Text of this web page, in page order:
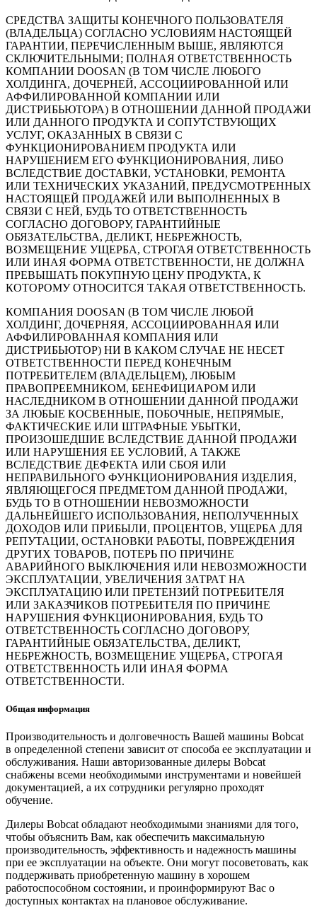
СРЕДСТВА ЗАЩИТЫ КОНЕЧНОГО ПОЛЬЗОВАТЕЛЯ
(ВЛАДЕЛЬЦА) СОГЛАСНО УСЛОВИЯМ НАСТОЯЩЕЙ
ГАРАНТИИ, ПЕРЕЧИСЛЕННЫМ ВЫШЕ, ЯВЛЯЮТСЯ
СКЛЮЧИТЕЛЬНЫМИ; ПОЛНАЯ ОТВЕТСТВЕННОСТЬ
КОМПАНИИ DOOSAN (В ТОМ ЧИСЛЕ ЛЮБОГО
ХОЛДИНГА, ДОЧЕРНЕЙ, АССОЦИИРОВАННОЙ ИЛИ
АФФИЛИРОВАННОЙ КОМПАНИИ ИЛИ
ДИСТРИБЬЮТОРА) В ОТНОШЕНИИ ДАННОЙ ПРОДАЖИ
ИЛИ ДАННОГО ПРОДУКТА И СОПУТСТВУЮЩИХ
УСЛУГ, ОКАЗАННЫХ В СВЯЗИ С
ФУНКЦИОНИРОВАНИЕМ ПРОДУКТА ИЛИ
НАРУШЕНИЕМ ЕГО ФУНКЦИОНИРОВАНИЯ, ЛИБО
ВСЛЕДСТВИЕ ДОСТАВКИ, УСТАНОВКИ, РЕМОНТА
ИЛИ ТЕХНИЧЕСКИХ УКАЗАНИЙ, ПРЕДУСМОТРЕННЫХ
НАСТОЯЩЕЙ ПРОДАЖЕЙ ИЛИ ВЫПОЛНЕННЫХ В
СВЯЗИ С НЕЙ, БУДЬ ТО ОТВЕТСТВЕННОСТЬ
СОГЛАСНО ДОГОВОРУ, ГАРАНТИЙНЫЕ
ОБЯЗАТЕЛЬСТВА, ДЕЛИКТ, НЕБРЕЖНОСТЬ,
ВОЗМЕЩЕНИЕ УЩЕРБА, СТРОГАЯ ОТВЕТСТВЕННОСТЬ
ИЛИ ИНАЯ ФОРМА ОТВЕТСТВЕННОСТИ, НЕ ДОЛЖНА
ПРЕВЫШАТЬ ПОКУПНУЮ ЦЕНУ ПРОДУКТА, К
КОТОРОМУ ОТНОСИТСЯ ТАКАЯ ОТВЕТСТВЕННОСТЬ.
КОМПАНИЯ DOOSAN (В ТОМ ЧИСЛЕ ЛЮБОЙ
ХОЛДИНГ, ДОЧЕРНЯЯ, АССОЦИИРОВАННАЯ ИЛИ
АФФИЛИРОВАННАЯ КОМПАНИЯ ИЛИ
ДИСТРИБЬЮТОР) НИ В КАКОМ СЛУЧАЕ НЕ НЕСЕТ
ОТВЕТСТВЕННОСТИ ПЕРЕД КОНЕЧНЫМ
ПОТРЕБИТЕЛЕМ (ВЛАДЕЛЬЦЕМ), ЛЮБЫМ
ПРАВОПРЕЕМНИКОМ, БЕНЕФИЦИАРОМ ИЛИ
НАСЛЕДНИКОМ В ОТНОШЕНИИ ДАННОЙ ПРОДАЖИ
ЗА ЛЮБЫЕ КОСВЕННЫЕ, ПОБОЧНЫЕ, НЕПРЯМЫЕ,
ФАКТИЧЕСКИЕ ИЛИ ШТРАФНЫЕ УБЫТКИ,
ПРОИЗОШЕДШИЕ ВСЛЕДСТВИЕ ДАННОЙ ПРОДАЖИ
ИЛИ НАРУШЕНИЯ ЕЕ УСЛОВИЙ, А ТАКЖЕ
ВСЛЕДСТВИЕ ДЕФЕКТА ИЛИ СБОЯ ИЛИ
НЕПРАВИЛЬНОГО ФУНКЦИОНИРОВАНИЯ ИЗДЕЛИЯ,
ЯВЛЯЮЩЕГОСЯ ПРЕДМЕТОМ ДАННОЙ ПРОДАЖИ,
БУДЬ ТО В ОТНОШЕНИИ НЕВОЗМОЖНОСТИ
ДАЛЬНЕЙШЕГО ИСПОЛЬЗОВАНИЯ, НЕПОЛУЧЕННЫХ
ДОХОДОВ ИЛИ ПРИБЫЛИ, ПРОЦЕНТОВ, УЩЕРБА ДЛЯ
РЕПУТАЦИИ, ОСТАНОВКИ РАБОТЫ, ПОВРЕЖДЕНИЯ
ДРУГИХ ТОВАРОВ, ПОТЕРЬ ПО ПРИЧИНЕ
АВАРИЙНОГО ВЫКЛЮЧЕНИЯ ИЛИ НЕВОЗМОЖНОСТИ
ЭКСПЛУАТАЦИИ, УВЕЛИЧЕНИЯ ЗАТРАТ НА
ЭКСПЛУАТАЦИЮ ИЛИ ПРЕТЕНЗИЙ ПОТРЕБИТЕЛЯ
ИЛИ ЗАКАЗЧИКОВ ПОТРЕБИТЕЛЯ ПО ПРИЧИНЕ
НАРУШЕНИЯ ФУНКЦИОНИРОВАНИЯ, БУДЬ ТО
ОТВЕТСТВЕННОСТЬ СОГЛАСНО ДОГОВОРУ,
ГАРАНТИЙНЫЕ ОБЯЗАТЕЛЬСТВА, ДЕЛИКТ,
НЕБРЕЖНОСТЬ, ВОЗМЕЩЕНИЕ УЩЕРБА, СТРОГАЯ
ОТВЕТСТВЕННОСТЬ ИЛИ ИНАЯ ФОРМА
ОТВЕТСТВЕННОСТИ.
Общая информация
Производительность и долговечность Вашей машины Bobcat
в определенной степени зависит от способа ее эксплуатации и
обслуживания. Наши авторизованные дилеры Bobcat
снабжены всеми необходимыми инструментами и новейшей
документацией, а их сотрудники регулярно проходят
обучение.
Дилеры Bobcat обладают необходимыми знаниями для того,
чтобы объяснить Вам, как обеспечить максимальную
производительность, эффективность и надежность машины
при ее эксплуатации на объекте. Они могут посоветовать, как
поддерживать приобретенную машину в хорошем
работоспособном состоянии, и проинформируют Вас о
доступных контактах на плановое обслуживание.